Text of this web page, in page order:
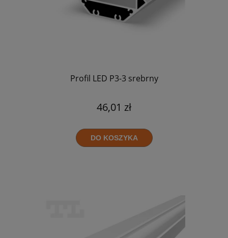
Profil LED P3-3 srebrny
46,01 zł
DO KOSZYKA